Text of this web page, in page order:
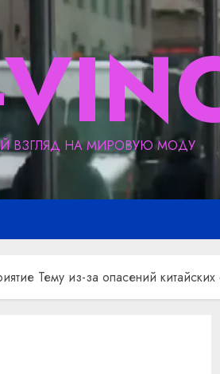
ВЗГЛЯД НА МИРОВУЮ МОДУ
Тему из-за опасений